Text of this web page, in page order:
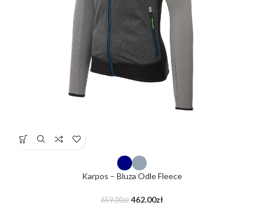
Karpos – Bluza Odle Fleece
659.00zł 462.00zł